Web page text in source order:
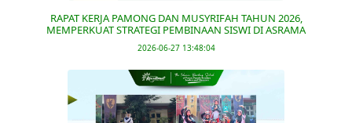
RAPAT KERJA PAMONG DAN MUSYRIFAH TAHUN 2026,
MEMPERKUAT STRATEGI PEMBINAAN SISWI DI ASRAMA
2026-06-27 13:48:04